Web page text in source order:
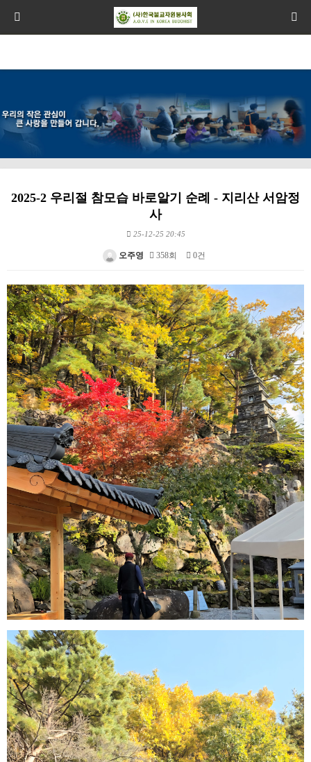
2025-2 우리절 참모습 바로알기 순례 - 지리산 서암정
사
25-12-25 20:45
오주영 358회 0건
본문